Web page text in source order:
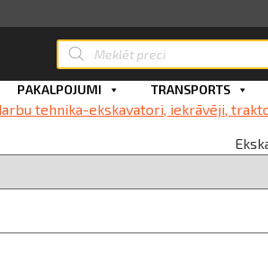
Products
search
PAKALPOJUMI TRANSPORTS
tehnika-ekskavatori, iekrāvēji,